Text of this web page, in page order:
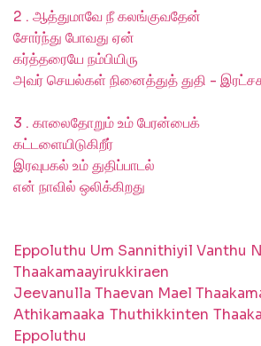
2 . ஆத்துமாவே நீ கலங்குவதேன்
சோர்ந்து போவது ஏன்
கர்த்தரையே நம்பியிரு
அவர் செயல்கள் நினைத்துத் துதி -
3 . காலைதோறும் உம் பேரன்பைக்
கட்டளையிடுகிறீர்
இரவுபகல் உம் துதிப்பாடல்
என் நாவில் ஒலிக்கிறது
Eppoluthu Um Sannithiyil Vanthu
Thaakamaayirukkiraen
Jeevanulla Thaevan Mael
Athikamaaka Thuthikkinten
Eppoluthu